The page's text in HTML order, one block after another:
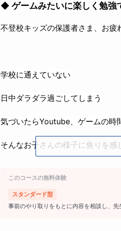
◆ ゲームみたいに楽しく勉強
不登校キッズの保護者さま、お疲
学校に通えていない
日中ダラダラ過ごしてしまう
気づいたらYoutube、ゲームの時
そんなお子さんの様子に焦りを
こんなお悩みを抱えていませんか？
このコースの無料体験
スタンダード型
事前のやり取りをもとに内容を相談し、先